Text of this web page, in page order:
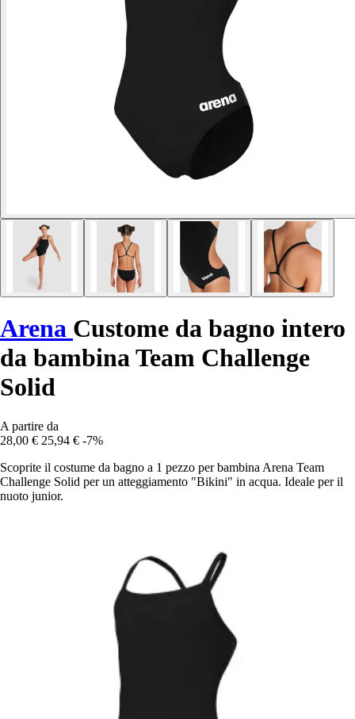
Arena Custome da bagno intero
da bambina Team Challenge
Solid
A partire da
28,00 € 25,94 € -7%
Scoprite il costume da bagno a 1 pezzo per bambina Arena Team
Challenge Solid per un atteggiamento "Bikini" in acqua. Ideale per il
nuoto junior.